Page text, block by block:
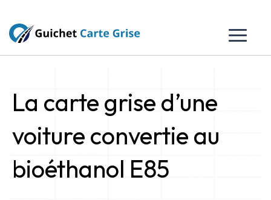
La carte grise d’une
voiture convertie au
bioéthanol E85